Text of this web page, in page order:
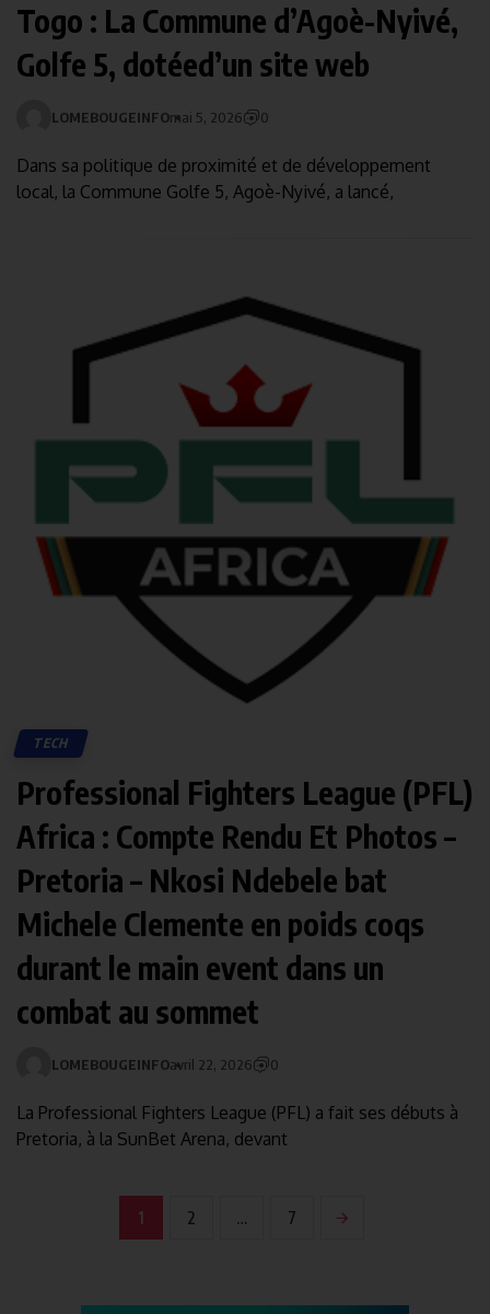
Togo : La Commune d’Agoè-Nyivé,
Golfe 5, dotéed’un site web
LOMEBOUGEINFOmai 5, 2026 0
Dans sa politique de proximité et de développement
local, la Commune Golfe 5, Agoè-Nyivé, a lancé,
TECH
Professional Fighters League (PFL)
Africa : Compte Rendu Et Photos –
Pretoria – Nkosi Ndebele bat
Michele Clemente en poids coqs
durant le main event dans un
combat au sommet
LOMEBOUGEINFOavril 22, 2026 0
La Professional Fighters League (PFL) a fait ses débuts à
Pretoria, à la SunBet Arena, devant
1 2 … 7